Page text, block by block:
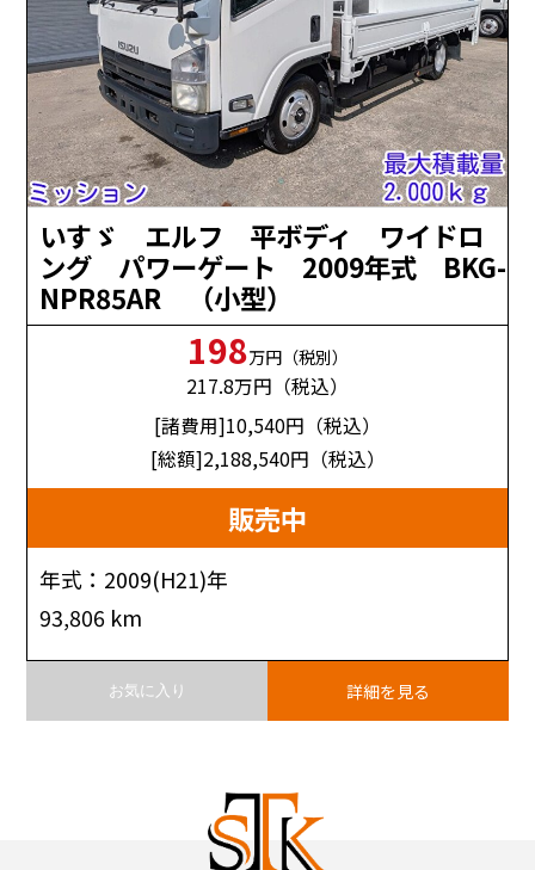
いすゞ エルフ 平ボディ ワイドロ
ング パワーゲート 2009年式 BKG-
NPR85AR （小型）
198万円（税別）
217.8万円（税込）
[諸費用]10,540円（税込）
[総額]2,188,540円（税込）
販売中
年式：2009(H21)年
93,806 km
お気に入り 詳細を見る